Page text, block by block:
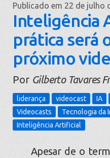
Publicado em 22 de julho
Inteligência
prática será
próximo
Por Gilberto Tavares
liderança videocast IA
Videocasts
Tecnologia da
Inteligência Artificial
Apesar de o termo